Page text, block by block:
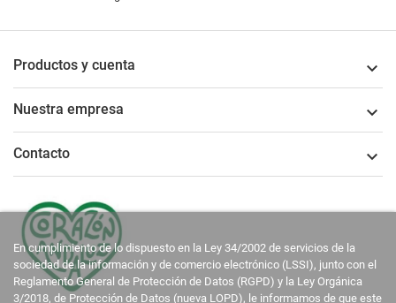
Productos y cuenta 
Nuestra empresa 
Contacto 
En cumplimiento de lo dispuesto en la Ley 34/2002 de servicios de la
sociedad de la información y de comercio electrónico (LSSI), junto con el
Reglamento General de Protección de Datos (RGPD) y la Ley Orgánica
3/2018, de Protección de Datos (nueva LOPD), le informamos de que este